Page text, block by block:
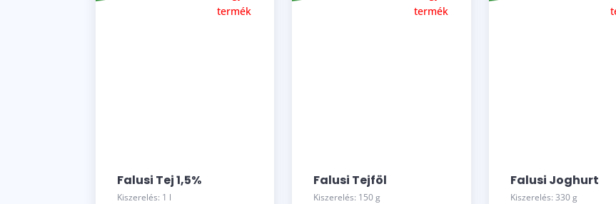
Falusi Tej 1,5%
Kiszerelés: 1 l
Falusi Tejföl
Kiszerelés: 150 g
Falusi Joghurt
Kiszerelés: 330 g